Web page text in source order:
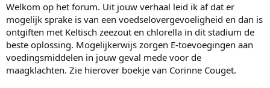
Welkom op het forum. Uit jouw verhaal leid ik af dat er
mogelijk sprake is van een voedselovergevoeligheid en dan is
ontgiften met Keltisch zeezout en chlorella in dit stadium de
beste oplossing. Mogelijkerwijs zorgen E-toevoegingen aan
voedingsmiddelen in jouw geval mede voor de
maagklachten. Zie hierover boekje van Corinne Couget.